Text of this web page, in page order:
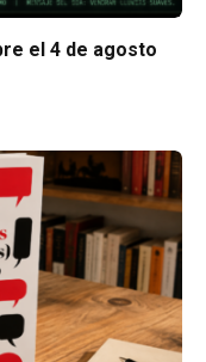
el 4 de agosto